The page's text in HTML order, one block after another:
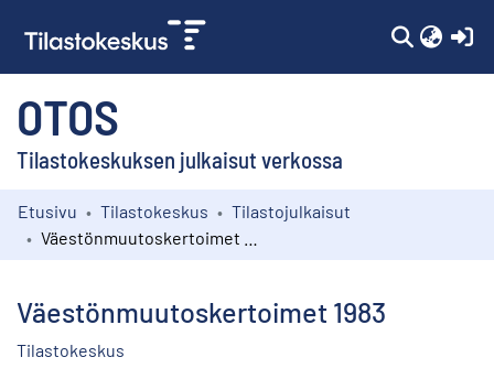
OTOS
Tilastokeskuksen julkaisut verkossa
Kokoelmat
Etusivu Tilastokeskus
Tilastojulkaisut
Väestönmuutoskertoimet 1983
Tilastokeskus